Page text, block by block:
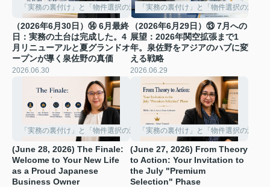
「実務の裏付け」と「物件選択の深化」
（2026年6月30日）⑭ 6月最終
日：実務の土台は完成した。4
月リニューアルと夏グランドオ
ープンが導く泉佐野の真価
2026.06.30
「実務の裏付け」と「物件選択の深化」
（2026年6月29日）⑬ 7月への
展望：2026年関空拡張まで1
年。泉佐野をアジアのハブに変
える戦略
2026.06.29
「実務の裏付け」と「物件選択の深化」
(June 28, 2026) The Finale:
Welcome to Your New Life
as a Proud Japanese
Business Owner
「実務の裏付け」と「物件選択の深化」
(June 27, 2026) From Theory
to Action: Your Invitation to
the July "Premium
Selection" Phase ️